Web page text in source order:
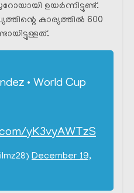
ഉയർന്നിട്ടുണ്ട്.
കാര്യത്തിൽ 600
• World Cup
yK3vyAWTzS
December 19,